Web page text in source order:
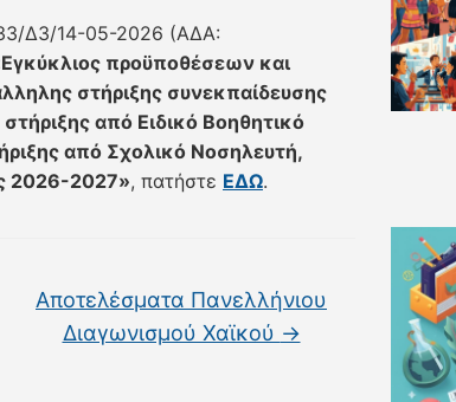
Δ3/14-05-2026 (ΑΔΑ:
προϋποθέσεων και
στήριξης συνεκπαίδευσης
από Ειδικό Βοηθητικό
από Σχολικό Νοσηλευτή,
2026-2027», πατήστε ΕΔΩ.
Αποτελέσματα Πανελλήνιου
Διαγωνισμού Χαϊκού →